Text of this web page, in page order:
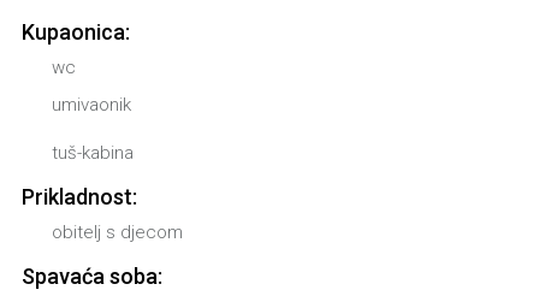
Kupaonica:
wc
umivaonik
tuš-kabina
Prikladnost:
obitelj s djecom
Spavaća soba: